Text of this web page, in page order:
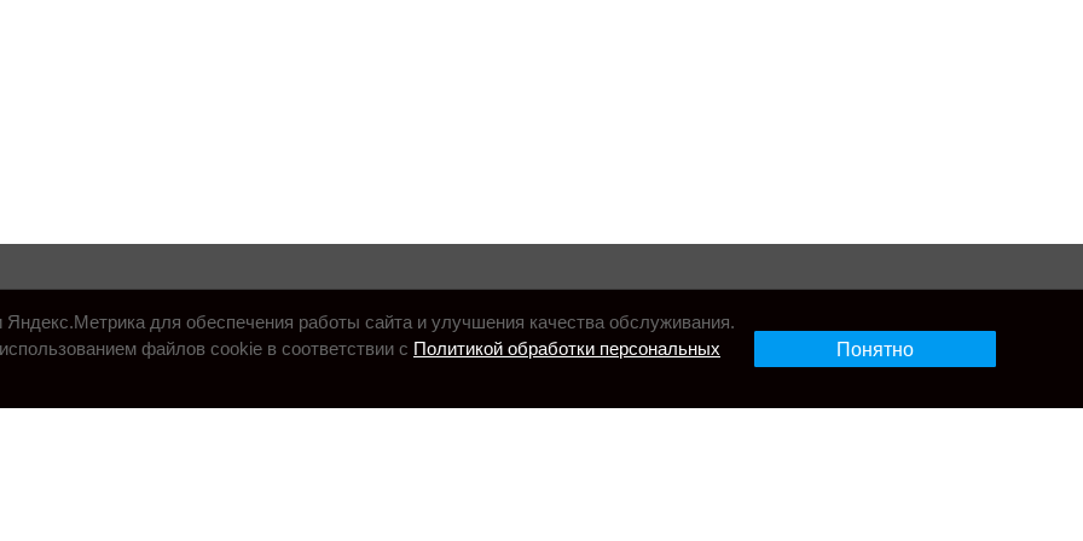
для обеспечения работы сайта и улучшения качества обслуживания.
файлов cookie в соответствии с Политикой обработки персональных
Понятно